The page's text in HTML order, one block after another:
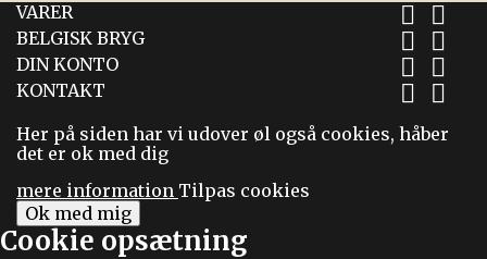
VARER
 
BELGISK BRYG  
DIN KONTO  
KONTAKT  
Her på siden har vi udover øl også cookies, håber
det er ok med dig
mere information Tilpas cookies
Ok med mig
Cookie opsætning